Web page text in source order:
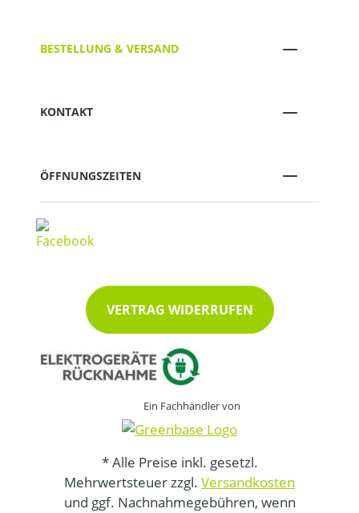
BESTELLUNG & VERSAND
KONTAKT
ÖFFNUNGSZEITEN
VERTRAG WIDERRUFEN
Ein Fachhändler von
* Alle Preise inkl. gesetzl.
Mehrwertsteuer zzgl. Versandkosten
und ggf. Nachnahmegebühren, wenn